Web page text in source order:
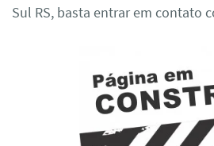
Sul RS, basta entrar em contato